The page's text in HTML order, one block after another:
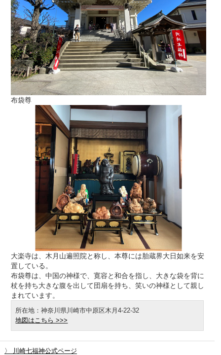
布袋尊
大楽寺は、木月山遍照院と称し、本尊には胎蔵界大日如来を安
置している。
布袋尊は、中国の神様で、寛容と和合を指し、大きな袋を背に
杖を持ち大きな腹を出して団扇を持ち、笑いの神様として親し
まれています。
所在地：神奈川県川崎市中原区木月4-22-32
地図はこちら >>>
〉 川崎七福神公式ページ